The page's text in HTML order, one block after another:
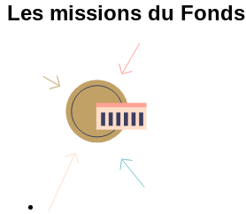
Les missions du Fonds